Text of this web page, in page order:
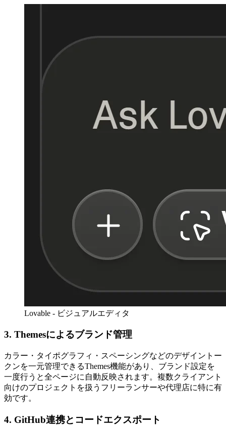
Lovable - ビジュアルエディタ
3. Themesによるブランド管理
カラー・タイポグラフィ・スペーシングなどのデザイントー
クンを一元管理できるThemes機能があり、ブランド設定を
一度行うと全ページに自動反映されます。複数クライアント
向けのプロジェクトを扱うフリーランサーや代理店に特に有
効です。
4. GitHub連携とコードエクスポート